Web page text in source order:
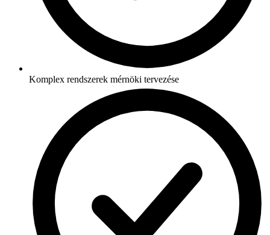
Komplex rendszerek mérnöki tervezése